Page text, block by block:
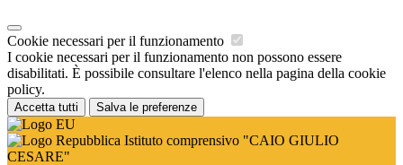
Cookie necessari per il funzionamento
I cookie necessari per il funzionamento non possono essere
disabilitati. È possibile consultare l'elenco nella pagina della cookie
policy.
Accetta tutti Salva le preferenze
Istituto comprensivo "CAIO GIULIO
CESARE"